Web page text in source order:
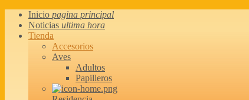
Inicio pagina principal
Noticias ultima hora
Tienda
Accesorios
Aves
Adultos
Papilleros